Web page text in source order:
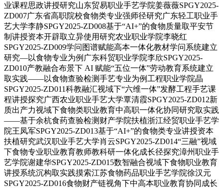
业课程思政讲授研究山东贸易职业手艺学院姜薇薇SPGY2025-
ZD007广东省高职院校食物类专业强师径研究广东轻工职业手
艺大学李静SPGY2025-ZD008基于“AI+”的食物质量取平安节
制讲授资本开辟取立异使用研究农业职业学院李晓红
SPGY2025-ZD009学问图谱赋能高本一体化教材学问系统建立
研究—以食物专业为例广东科贸职业学院李欣SPGY2025-
ZD010产教融合布景下 AI 赋能“五位一体”劳动教育系统建立
取实践——以食物查验检测手艺专业为例工程职业学院晶
SPGY2025-ZD011科教融汇视域下“六维一体”发酵工程手艺课
程讲授探究广西农业职业手艺大学覃清霞SPGY2025-ZD012新
质出产力视域下食物类职业教育中高职一体化协同研究取实践
——基于余杭食药查验检测财产学院扶植浙江经贸职业手艺学
院王凤军SPGY2025-ZD013基于“AI+”的食物类专业讲授资本
扶植研究武汉职业手艺大学肖云SPGY2025-ZD014“三融”视域
下食物专业职业教育教师教科研一体化成长径探究漳州职业手
艺学院谢建华SPGY2025-ZD015数智融合视域下食物职业教育
讲授系统沉构取实践摸索江苏食物药品职业手艺学院徐汉元
SPGY2025-ZD016食物财产链视角下中高本职业教育协同成长